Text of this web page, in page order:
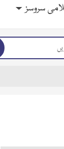
سروسز